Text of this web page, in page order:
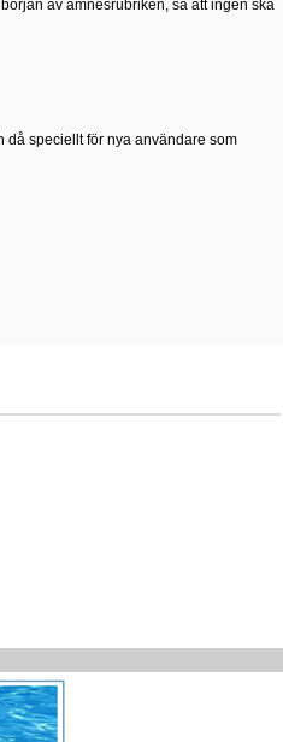
av ämnesrubriken, så att ingen ska
då speciellt för nya användare som